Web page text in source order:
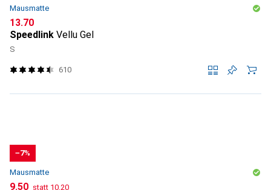
Mausmatte
CHF
13.70
Speedlink Vellu Gel
S
610
−7%
Mausmatte
CHF
9.50 statt CHF
10.20